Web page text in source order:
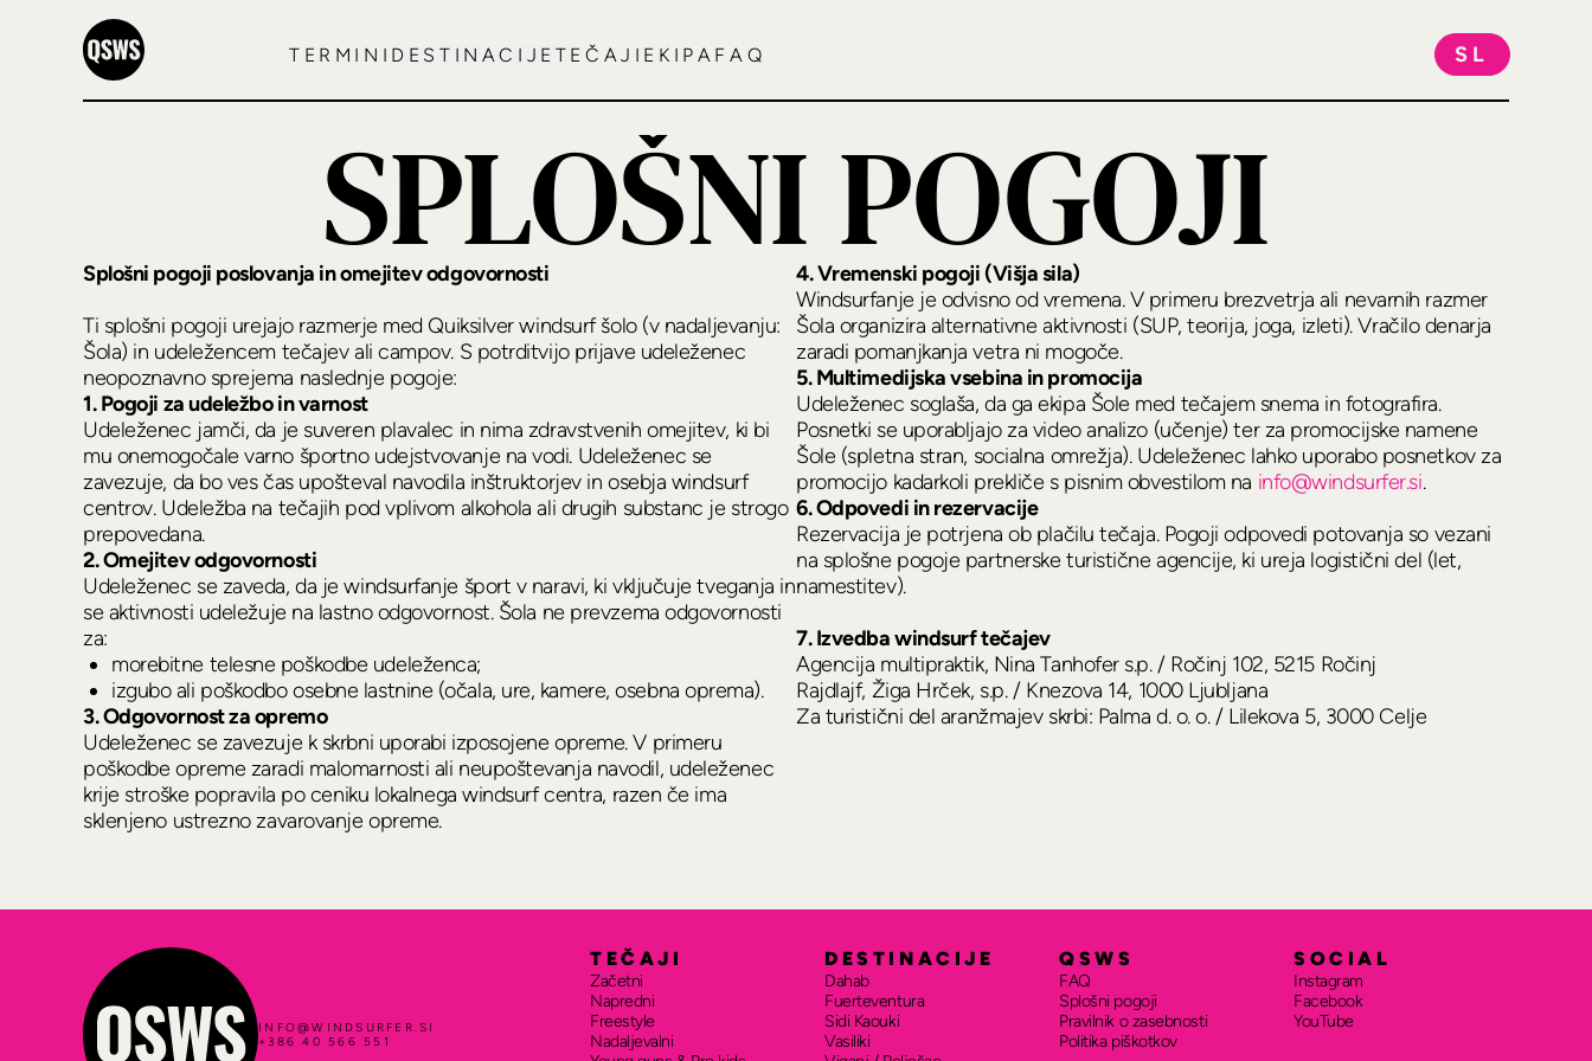
TERMINI DESTINACIJE TEČAJI EKIPA FAQ SL
SPLOŠNI POGOJI
Splošni pogoji poslovanja in omejitev odgovornosti
Ti splošni pogoji urejajo razmerje med Quiksilver windsurf šolo (v nadaljevanju:
Šola) in udeležencem tečajev ali campov. S potrditvijo prijave udeleženec
neopoznavno sprejema naslednje pogoje:
1. Pogoji za udeležbo in varnost
Udeleženec jamči, da je suveren plavalec in nima zdravstvenih omejitev, ki bi
mu onemogočale varno športno udejstvovanje na vodi. Udeleženec se
zavezuje, da bo ves čas upošteval navodila inštruktorjev in osebja windsurf
centrov. Udeležba na tečajih pod vplivom alkohola ali drugih substanc je strogo
prepovedana.
2. Omejitev odgovornosti
Udeleženec se zaveda, da je windsurfanje šport v naravi, ki vključuje tveganja in
se aktivnosti udeležuje na lastno odgovornost. Šola ne prevzema odgovornosti
za:
morebitne telesne poškodbe udeleženca;
izgubo ali poškodbo osebne lastnine (očala, ure, kamere, osebna oprema).
3. Odgovornost za opremo
Udeleženec se zavezuje k skrbni uporabi izposojene opreme. V primeru
poškodbe opreme zaradi malomarnosti ali neupoštevanja navodil, udeleženec
krije stroške popravila po ceniku lokalnega windsurf centra, razen če ima
sklenjeno ustrezno zavarovanje opreme.
4. Vremenski pogoji (Višja sila)
Windsurfanje je odvisno od vremena. V primeru brezvetrja ali nevarnih razmer
Šola organizira alternativne aktivnosti (SUP, teorija, joga, izleti). Vračilo denarja
zaradi pomanjkanja vetra ni mogoče.
5. Multimedijska vsebina in promocija
Udeleženec soglaša, da ga ekipa Šole med tečajem snema in fotografira.
Posnetki se uporabljajo za video analizo (učenje) ter za promocijske namene
Šole (spletna stran, socialna omrežja). Udeleženec lahko uporabo posnetkov za
promocijo kadarkoli prekliče s pisnim obvestilom na info@windsurfer.si.
6. Odpovedi in rezervacije
Rezervacija je potrjena ob plačilu tečaja. Pogoji odpovedi potovanja so vezani
na splošne pogoje partnerske turistične agencije, ki ureja logistični del (let,
namestitev).
7. Izvedba windsurf tečajev
Agencija multipraktik, Nina Tanhofer s.p. / Ročinj 102, 5215 Ročinj
Rajdlajf, Žiga Hrček, s.p. / Knezova 14, 1000 Ljubljana
Za turistični del aranžmajev skrbi: Palma d. o. o. / Lilekova 5, 3000 Celje
INFO@WINDSURFER.SI
+386 40 566 551
TEČAJI
Začetni
Napredni
Freestyle
Nadaljevalni
DESTINACIJE
Dahab
Fuerteventura
Sidi Kaouki
Vasiliki
QSWS
FAQ
Splošni pogoji
Pravilnik o zasebnosti
Politika piškotkov
SOCIAL
Instagram
Facebook
YouTube